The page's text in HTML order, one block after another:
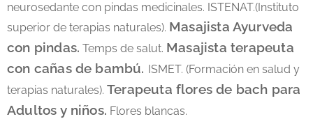
neurosedante con pindas medicinales. ISTENAT.(Instituto
superior de terapias naturales). Masajista Ayurveda
con pindas. Temps de salut. Masajista terapeuta
con cañas de bambú. ISMET. (Formación en salud y
terapias naturales). Terapeuta flores de bach para
Adultos y niños. Flores blancas.